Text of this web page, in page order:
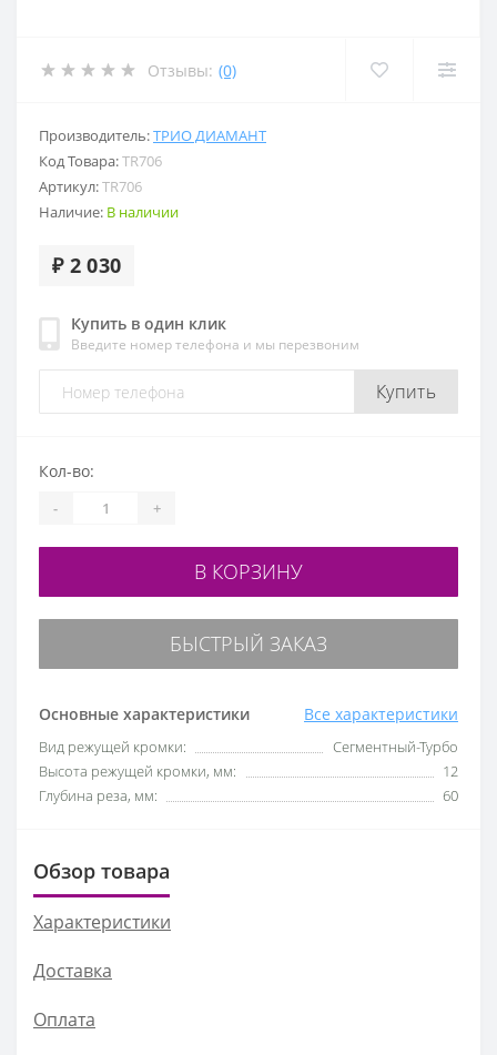
Отзывы: (0)
Производитель:ТРИО ДИАМАНТ
Код Товара:TR706
Артикул:TR706
Наличие: В наличии
₽ 2 030
Купить в один клик
Введите номер телефона и мы перезвоним
Купить
Основные характеристики Все характеристики
Вид режущей кромки:
Сегментный-Турбо
Высота режущей кромки, мм:
12
Глубина реза, мм:
60
Кол-во:
- +
В КОРЗИНУ
БЫСТРЫЙ ЗАКАЗ
Обзор товара
Характеристики
Доставка
Оплата